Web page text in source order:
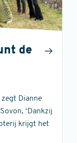
de
zegt Dianne
‘Dankzij
krijgt het